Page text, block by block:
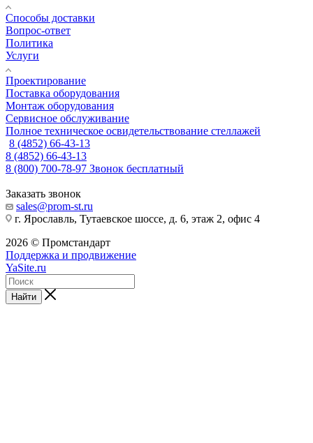
Способы доставки
Вопрос-ответ
Политика
Услуги
Проектирование
Поставка оборудования
Монтаж оборудования
Сервисное обслуживание
Полное техническое освидетельствование стеллажей
8 (4852) 66-43-13
8 (4852) 66-43-13
8 (800) 700-78-97 Звонок бесплатный
Заказать звонок
sales@prom-st.ru
г. Ярославль, Тутаевское шоссе, д. 6, этаж 2, офис 4
2026 © Промстандарт
Поддержка и продвижение
YaSite.ru
Найти